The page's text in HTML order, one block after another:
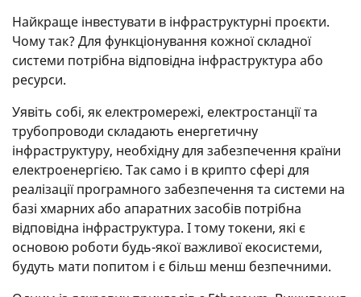
Найкраще інвестувати в інфраструктурні проєкти.
Чому так? Для функціонування кожної складної
системи потрібна відповідна інфраструктура або
ресурси.
Уявіть собі, як електромережі, електростанції та
трубопроводи складають енергетичну
інфраструктуру, необхідну для забезпечення країни
електроенергією. Так само і в крипто сфері для
реалізації програмного забезпечення та системи на
базі хмарних або апаратних засобів потрібна
відповідна інфраструктура. І тому токени, які є
основою роботи будь-якої важливої екосистеми,
будуть мати попитом і є більш менш безпечними.